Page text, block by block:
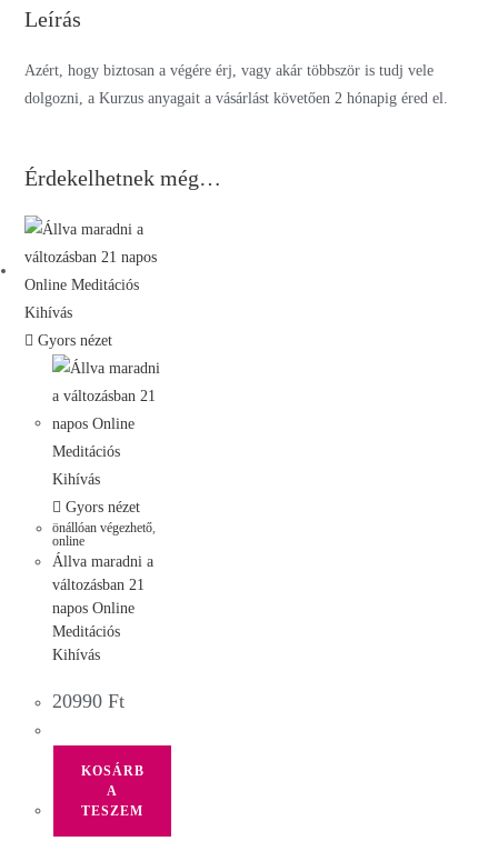
Leírás
Azért, hogy biztosan a végére érj, vagy akár többször is tudj vele
dolgozni, a Kurzus anyagait a vásárlást követően 2 hónapig éred el.
Érdekelhetnek még…
Gyors nézet
Gyors nézet
önállóan végezhető,
online
Állva maradni a
változásban 21
napos Online
Meditációs
Kihívás
20990Ft
KOSÁRB
A
TESZEM